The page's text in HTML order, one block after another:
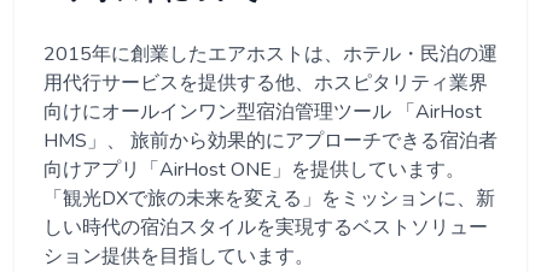
2015年に創業したエアホストは、ホテル・民泊の運
用代行サービスを提供する他、ホスピタリティ業界
向けにオールインワン型宿泊管理ツール 「AirHost
HMS」、 旅前から効果的にアプローチできる宿泊者
向けアプリ「AirHost ONE」を提供しています。
「観光DXで旅の未来を変える」をミッションに、新
しい時代の宿泊スタイルを実現するベストソリュー
ション提供を目指しています。